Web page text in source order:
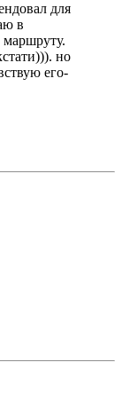
для
в
но
его-